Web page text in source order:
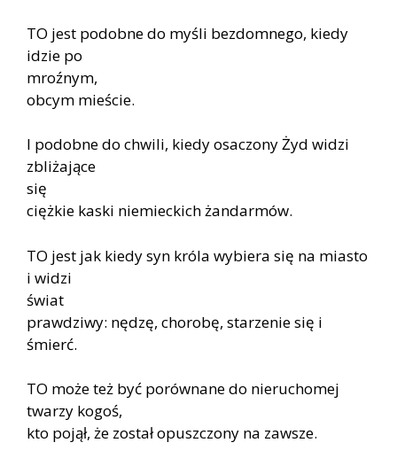
TO jest podobne do myśli bezdomnego, kiedy
idzie po
mroźnym,
obcym mieście.
I podobne do chwili, kiedy osaczony Żyd widzi
zbliżające
się
ciężkie kaski niemieckich żandarmów.
TO jest jak kiedy syn króla wybiera się na miasto
i widzi
świat
prawdziwy: nędzę, chorobę, starzenie się i
śmierć.
TO może też być porównane do nieruchomej
twarzy kogoś,
kto pojął, że został opuszczony na zawsze.